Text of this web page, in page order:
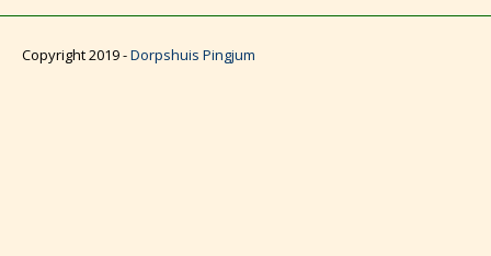
Copyright 2019 -Dorpshuis Pingjum